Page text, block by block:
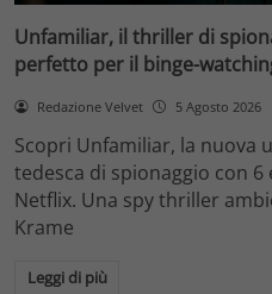
Unfamiliar, il thriller di
perfetto per il binge-
Redazione Velvet 5 Agosto 2026
Scopri Unfamiliar, la nuova
tedesca di spionaggio con
Netflix. Una spy thriller
Krame
Leggi di più